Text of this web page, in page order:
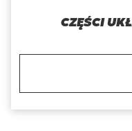
CZĘŚCI